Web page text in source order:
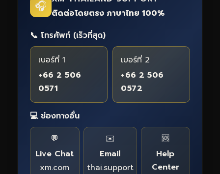
🎧 ติดต่อโดยตรง ภาษาไทย 100%
📞 โทรศัพท์ (เร็วที่สุด)
เบอร์ที่ 1
+66 2 506
0571
เบอร์ที่ 2
+66 2 506
0572
💻 ช่องทางอื่น
💬
Live Chat
xm.com
✉️
Email
thai.support
🆘
Help
Center